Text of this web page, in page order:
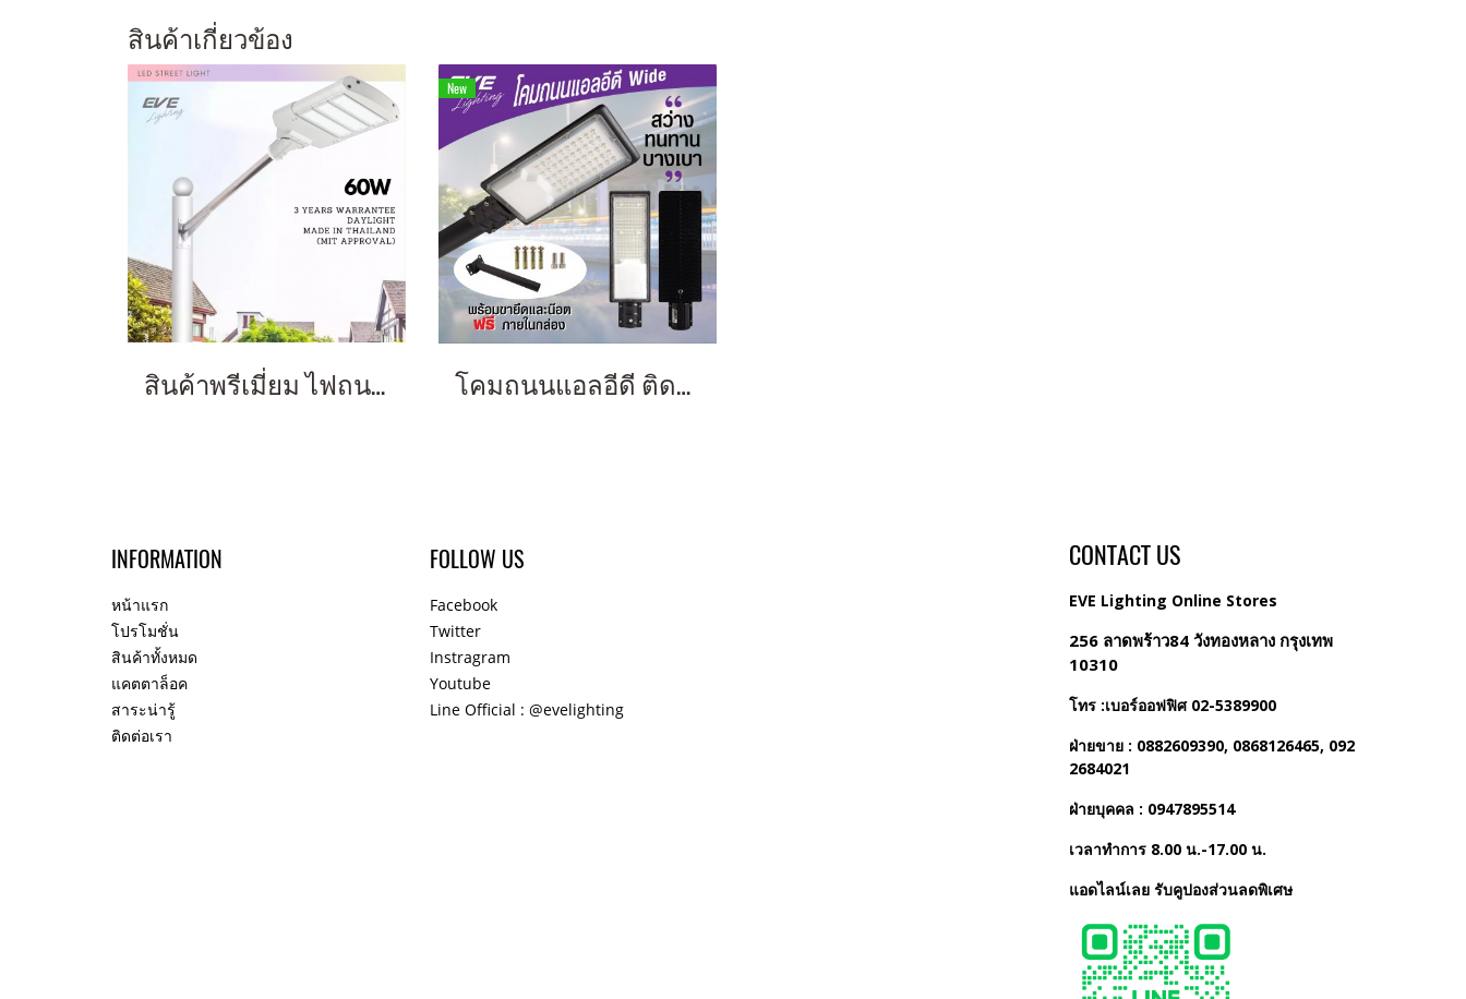
สินค้าเกี่ยวข้อง
สินค้าพรีเมี่ยม ไฟถนน ไฟทางหลวง รับประกัน 3 ปี ความสว่างสูง ทนทาน กันฝน เหมาะกับใช้ตามถนน ปั๊มน้ำมัน สวนสาธารณะ LED Street Light Model: ZD516-BUC
New
โคมถนนแอลอีดี ติดกำแพง ริมรั้ว รุ่น Wide แสงขาว พร้อมขายึดในกล่อง ขนาด 50, 100 และ 150 วัตต์ โคมไฟถนน โคมไฟส่อง ไฟถนน แอลอีดี LED Street Light Wide 50, 100, 150 W
INFORMATION
หน้าแรก
โปรโมชั่น
สินค้าทั้งหมด
แคตตาล็อค
สาระน่ารู้
ติดต่อเรา
FOLLOW US
Facebook
Twitter
Instragram
Youtube
Line Official : @evelighting
CONTACT US
EVE Lighting Online Stores
256 ลาดพร้าว84 วังทองหลาง กรุงเทพ
10310
โทร :เบอร์ออฟฟิศ 02-5389900
ฝ่ายขาย : 0882609390, 0868126465, 092
2684021
ฝ่ายบุคคล : 0947895514
เวลาทำการ 8.00 น.-17.00 น.
แอดไลน์เลย รับคูปองส่วนลดพิเศษ